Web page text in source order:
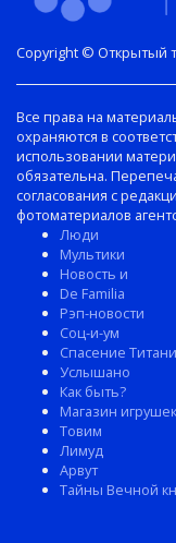
Все права на
охраняются в
использовании
обязательна.
согласования с
фотоматериалов
Люди
Мультики
Новость и
De Familia
Рэп-новости
Соц-и-ум
Спасение
Услышано
Как быть?
Магазин игрушек
Товим
Лимуд
Арвут
Тайны Вечной